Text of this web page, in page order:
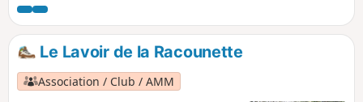
de la Vendée, à égale distance entre
Niort, Parthenay et Bressuire.
Le Lavoir de la Racounette
Association / Club / AMM